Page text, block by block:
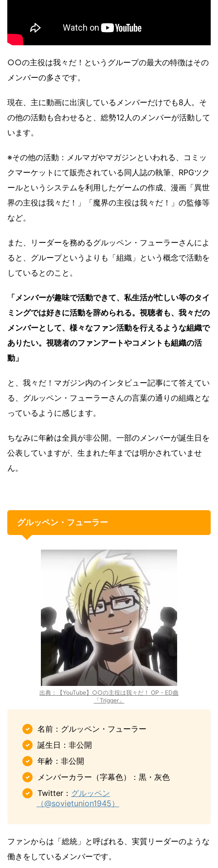
○○の主役は我々だ！というグループの最大の特徴はその
メンバーの多さです。
現在、主に動画に出演しているメンバーだけでも8人。そ
の他の活動も合わせると、総勢12人のメンバーが活動して
います。
※その他の活動：メルマガやマガジンといわれる、コミッ
クマーケットにて販売されている同人誌の執筆、RPGツク
ールというシステムを利用したゲームの作成、漫画「異世
界の主役は我々だ！」「魔界の主役は我々だ！」の監修等
など。
また、リーダーを務めるグルッペン・フューラーさんによ
ると、グループというよりも「組織」という概念で活動を
しているとのこと。
「メンバーが趣味で活動できて、私生活が忙しい等のタイ
ミングでは好きに活動を辞められる。視聴者も、我々だの
メンバーとして、様々なファン活動を行えるような組織で
ありたい。視聴者のファンアートやコメントも組織の活
動」
と、我々だ！マガジン内のインタビュー記事にて答えてい
る、グルッペン・フューラーさんの言葉の通りの組織とな
っているように感じます。
ちなみに年齢は全員が非公開。一部のメンバーが誕生日を
公表していますが、生まれた年までは明かされていませ
ん。
グルッペン・フューラー
出典：【YouTube】○○の主役は我々だ！ OP・ED曲
「Trigger」
名前：グルッペン・フューラー
誕生日：非公開
年齢：非公開
メンバーカラー（字幕色）：黒・灰色
Twitter： グルッペン
（@sovietunion1945）
ファンからは「総統」と呼ばれる、実質リーダーのような
働きをしているメンバーです。